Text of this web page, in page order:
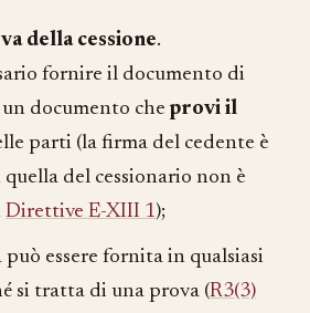
della cessione.
fornire il documento di
un documento cheprovi il
parti (la firma del cedente è
del cessionario non è
Direttive E-XIII 1);
può essere fornita in qualsiasi
si tratta di una prova (R3(3)